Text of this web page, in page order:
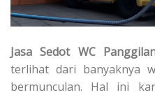
Jasa Sedot WC
terlihat dari banyaknya
bermunculan. Hal ini